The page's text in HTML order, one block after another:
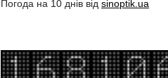
Погода на 10 днів від sinoptik.ua